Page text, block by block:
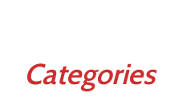
Categories